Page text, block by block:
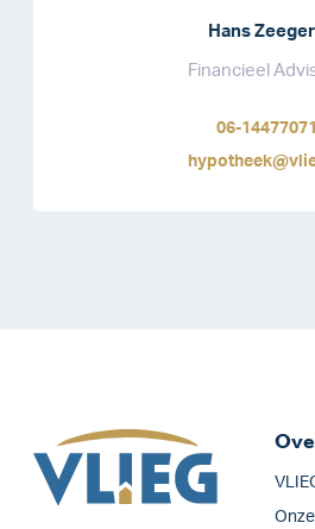
Hans
Financieel
06-14477071